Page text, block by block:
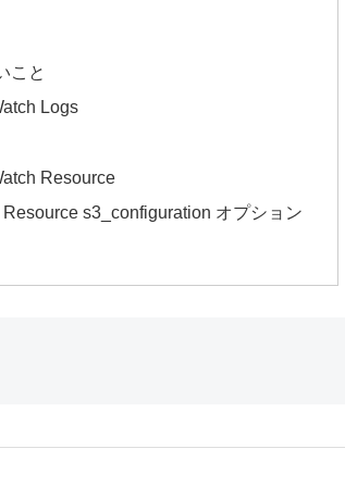
こと
Logs
Resource
s3_configuration オプション